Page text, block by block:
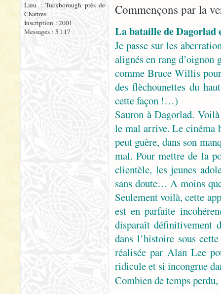
Lieu : Tuckborough près de
Chartres
Inscription : 2001
Messages : 5 117
Commençons par la
La bataille de Dagorlad
Je passe sur les
alignés en rang d’oignon
comme Bruce Willis
des flèchounettes du
cette façon !…)
Sauron à Dagorlad.
le mal arrive. Le cinéma
peut guère, dans son
mal. Pour mettre de la
clientèle, les jeunes
sans doute… A moins
Seulement voilà, cette
est en parfaite
disparaît définitivement
dans l’histoire sous
réalisée par Alan Lee
ridicule et si incongrue
Combien de temps